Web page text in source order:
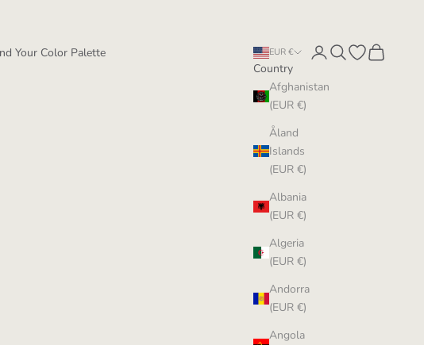
Your Color Palette EUR €
Country
Afghanistan
(EUR €)
Åland
Islands
(EUR €)
Albania
(EUR €)
Algeria
(EUR €)
Andorra
(EUR €)
Angola
LoginSearchOpen wishlist
Cart